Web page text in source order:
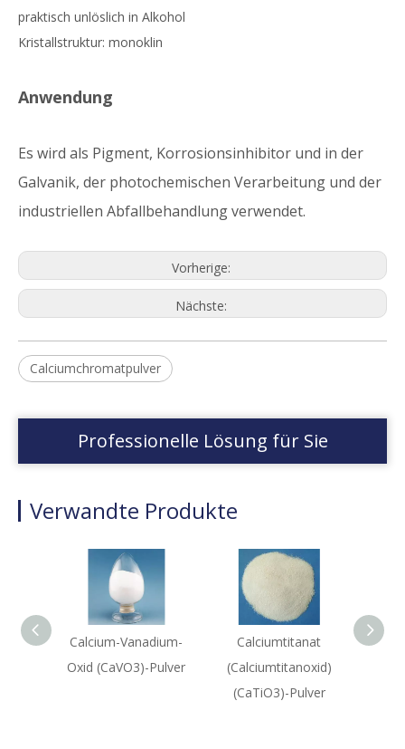
praktisch unlöslich in Alkohol
Kristallstruktur: monoklin
Anwendung
Es wird als Pigment, Korrosionsinhibitor und in der
Galvanik, der photochemischen Verarbeitung und der
industriellen Abfallbehandlung verwendet.
Vorherige:
Nächste:
Calciumchromatpulver
Professionelle Lösung für Sie
Verwandte Produkte
Calcium-Vanadium-
Oxid (CaVO3)-Pulver
Calciumtitanat
(Calciumtitanoxid)
(CaTiO3)-Pulver